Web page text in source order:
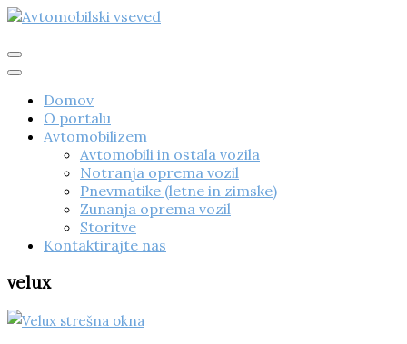
Skip
content
Avtomobilski vseved
Domov
O portalu
Avtomobilizem
Avtomobili in ostala vozila
Notranja oprema vozil
Pnevmatike (letne in zimske)
Zunanja oprema vozil
Storitve
Kontaktirajte nas
velux